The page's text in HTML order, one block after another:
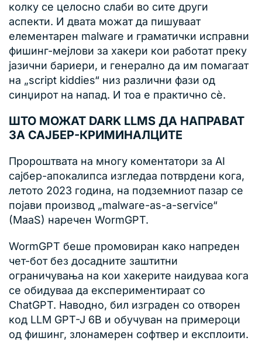
колку се целосно слаби во сите други
аспекти. И двата можат да пишуваат
елементарен malware и граматички исправни
фишинг-мејлови за хакери кои работат преку
јазични бариери, и генерално да им помагаат
на „script kiddies“ низ различни фази од
синџирот на напад. И тоа е практично сè.
ШТО МОЖАТ DARK LLMS ДА НАПРАВАТ
ЗА САЈБЕР-КРИМИНАЛЦИТЕ
Пророштвата на многу коментатори за AI
сајбер-апокалипса изгледаа потврдени кога,
летото 2023 година, на подземниот пазар се
појави производ „malware-as-a-service“
(MaaS) наречен WormGPT.
WormGPT беше промовиран како напреден
чет-бот без досадните заштитни
ограничувања на кои хакерите наидуваа кога
се обидуваа да експериментираат со
ChatGPT. Наводно, бил изграден со отворен
код LLM GPT-J 6B и обучуван на примероци
од фишинг, злонамерен софтвер и експлоити.